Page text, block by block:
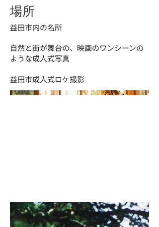
場所
益田市内の名所
自然と街が舞台の、映画のワンシーンの
ような成人式写真
益田市成人式ロケ撮影